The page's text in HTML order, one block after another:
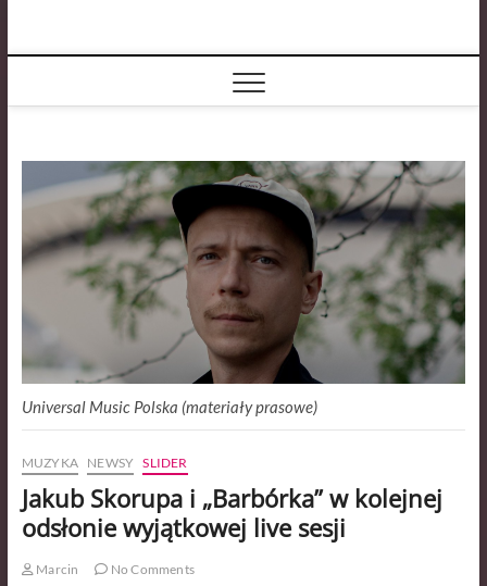
content
Bands Can
Talk!
GŁOŚNO!
Universal Music Polska (materiały prasowe)
MUZYKA NEWSY SLIDER
Jakub Skorupa i „Barbórka” w kolejnej
odsłonie wyjątkowej live sesji
Marcin
No Comments